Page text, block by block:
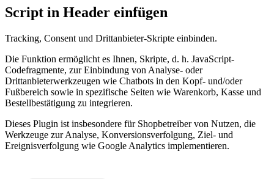
Script in Header einfügen
Tracking, Consent und Drittanbieter-Skripte einbinden.
Die Funktion ermöglicht es Ihnen, Skripte, d. h. JavaScript-
Codefragmente, zur Einbindung von Analyse- oder
Drittanbieterwerkzeugen wie Chatbots in den Kopf- und/oder
Fußbereich sowie in spezifische Seiten wie Warenkorb, Kasse und
Bestellbestätigung zu integrieren.
Dieses Plugin ist insbesondere für Shopbetreiber von Nutzen, die
Werkzeuge zur Analyse, Konversionsverfolgung, Ziel- und
Ereignisverfolgung wie Google Analytics implementieren.